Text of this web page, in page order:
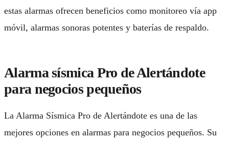
estas alarmas ofrecen beneficios como monitoreo vía app
móvil, alarmas sonoras potentes y baterías de respaldo.
Alarma sísmica Pro de Alertándote
para negocios pequeños
La Alarma Sísmica Pro de Alertándote es una de las
mejores opciones en alarmas para negocios pequeños. Su